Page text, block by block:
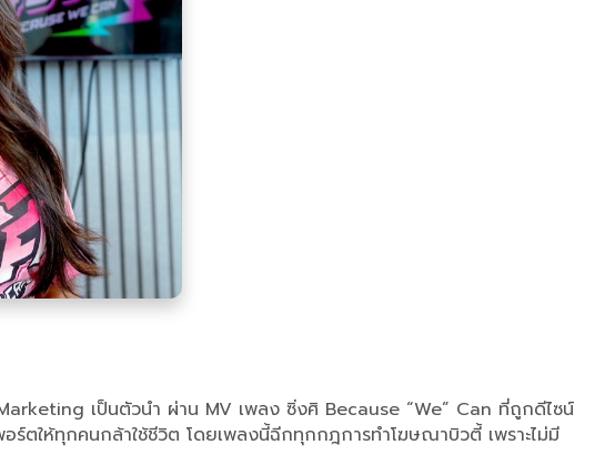
เป็นตัวนำ ผ่าน MV เพลง ซิ่งศิ Because “We” Can ที่ถูกดีไซน์
ร์ตให้ทุกคนกล้าใช้ชีวิต โดยเพลงนี้ฉีกทุกกฎการทำโฆษณาบิวตี้ เพราะไม่มี